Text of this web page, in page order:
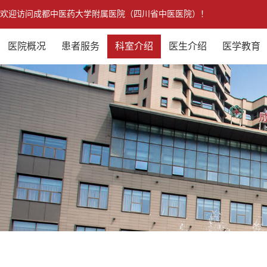
欢迎访问成都中医药大学附属医院（四川省中医医院）！
医院概况 患者服务 科室介绍 医生介绍 医学教育